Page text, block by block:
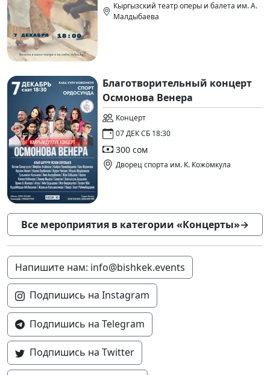
Кыргызский театр оперы и балета им. А.
Малдыбаева
Благотворительный концерт
Осмонова Венера
Концерт
07 ДЕК СБ 18:30
300 сом
Дворец спорта им. К. Кожомкула
Все мероприятия в категории «Концерты»→
Напишите нам: info@bishkek.events
Подпишись на Instagram
Подпишись на Telegram
Подпишись на Twitter